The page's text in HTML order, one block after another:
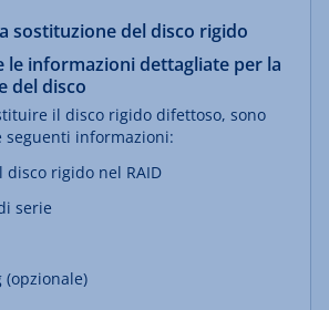
sostituzione del disco rigido
le informazioni dettagliate per la
del disco
il disco rigido difettoso, sono
seguenti informazioni:
disco rigido nel RAID
serie
(opzionale)